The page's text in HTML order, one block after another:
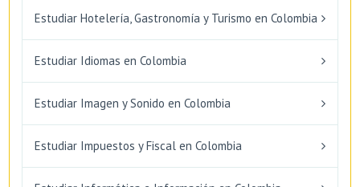
Estudiar Hotelería, Gastronomía y Turismo en Colombia
Estudiar Idiomas en Colombia
Estudiar Imagen y Sonido en Colombia
Estudiar Impuestos y Fiscal en Colombia